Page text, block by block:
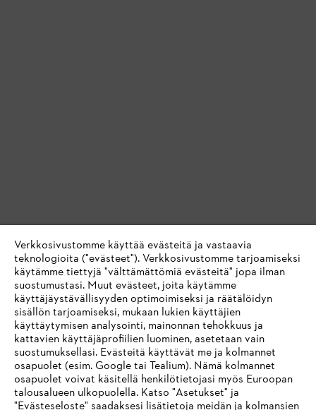
Verkkosivustomme käyttää evästeitä ja vastaavia
teknologioita ("evästeet"). Verkkosivustomme tarjoamiseksi
käytämme tiettyjä "välttämättömiä evästeitä" jopa ilman
suostumustasi. Muut evästeet, joita käytämme
käyttäjäystävällisyyden optimoimiseksi ja räätälöidyn
sisällön tarjoamiseksi, mukaan lukien käyttäjien
käyttäytymisen analysointi, mainonnan tehokkuus ja
kattavien käyttäjäprofiilien luominen, asetetaan vain
suostumuksellasi. Evästeitä käyttävät me ja kolmannet
osapuolet (esim. Google tai Tealium). Nämä kolmannet
osapuolet voivat käsitellä henkilötietojasi myös Euroopan
talousalueen ulkopuolella. Katso "Asetukset" ja
"Evästeseloste" saadaksesi lisätietoja meidän ja kolmansien